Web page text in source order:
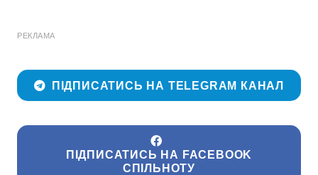
РЕКЛАМА
ПІДПИСАТИСЬ НА TELEGRAM КАНАЛ
ПІДПИСАТИСЬ НА FACEBOOK
СПІЛЬНОТУ